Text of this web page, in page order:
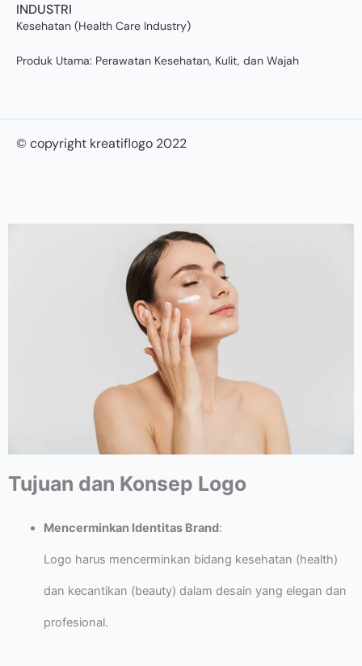
INDUSTRI
Kesehatan (Health Care Industry)
Produk Utama: Perawatan Kesehatan, Kulit, dan Wajah
© copyright kreatiflogo 2022
Tujuan dan Konsep Logo
Mencerminkan Identitas Brand:
Logo harus mencerminkan bidang kesehatan (health)
dan kecantikan (beauty) dalam desain yang elegan dan
profesional.